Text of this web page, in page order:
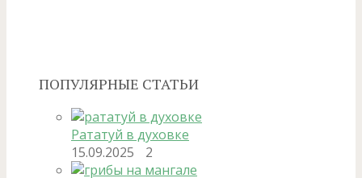
ПОПУЛЯРНЫЕ СТАТЬИ
Рататуй в духовке
15.09.2025
2